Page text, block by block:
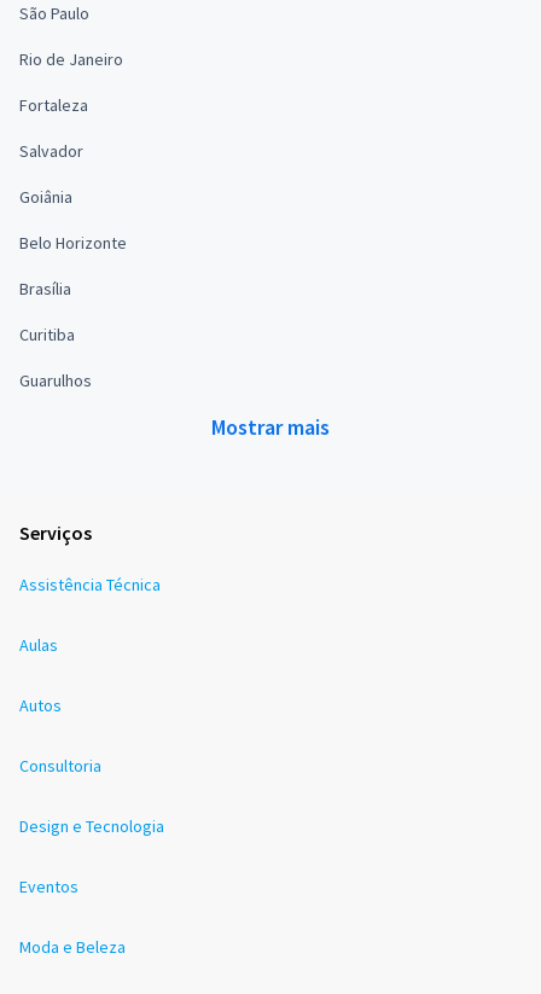
São Paulo
Rio de Janeiro
Fortaleza
Salvador
Goiânia
Belo Horizonte
Brasília
Curitiba
Guarulhos
Mostrar mais
Serviços
Assistência Técnica
Aulas
Autos
Consultoria
Design e Tecnologia
Eventos
Moda e Beleza